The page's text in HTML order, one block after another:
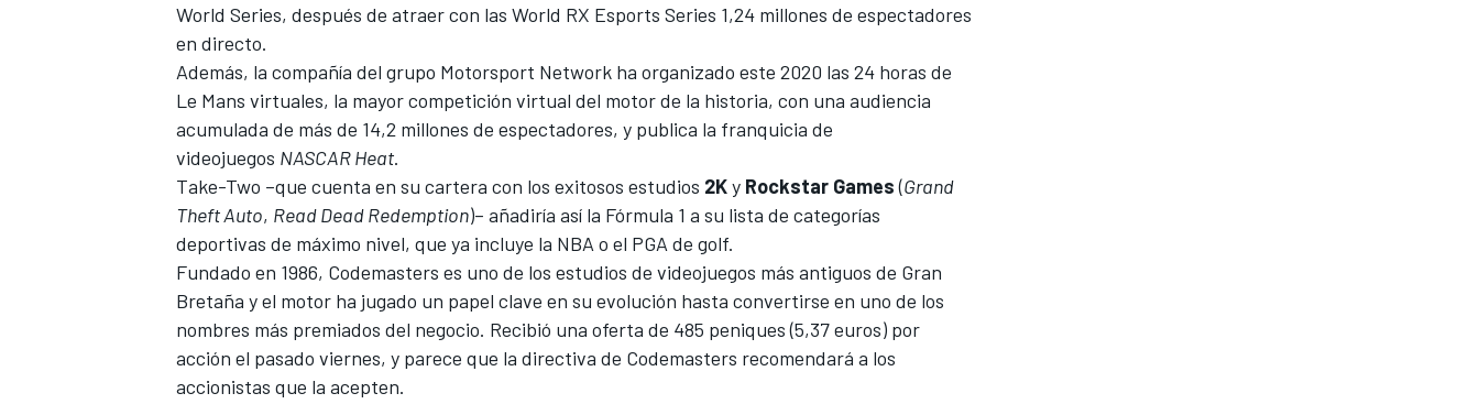
World Series, después de atraer con las World RX Esports Series 1,24 millones de espectadores
en directo.
Además, la compañía del grupo Motorsport Network ha organizado este 2020 las 24 horas de
Le Mans virtuales, la mayor competición virtual del motor de la historia, con una audiencia
acumulada de más de 14,2 millones de espectadores, y publica la franquicia de
videojuegos NASCAR Heat.
Take-Two –que cuenta en su cartera con los exitosos estudios 2Ky Rockstar Games(Grand
Theft Auto, Read Dead Redemption)– añadiría así la Fórmula 1 a su lista de categorías
deportivas de máximo nivel, que ya incluye la NBA o el PGA de golf.
Fundado en 1986, Codemasters es uno de los estudios de videojuegos más antiguos de Gran
Bretaña y el motor ha jugado un papel clave en su evolución hasta convertirse en uno de los
nombres más premiados del negocio. Recibió una oferta de 485 peniques (5,37 euros) por
acción el pasado viernes, y parece que la directiva de Codemasters recomendará a los
accionistas que la acepten.